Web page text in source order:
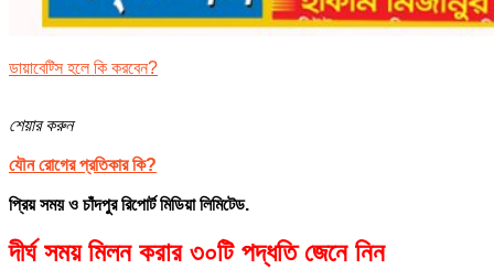
ডায়াবেট্সি হলে কি করবেন?
শেয়ার করুন
যৌন রোগের প্রতিকার কি?
প্রিয় সময় ও চাঁদপুর রিপোর্ট মিডিয়া লিমিটেড.
দীর্ঘ সময় মিলন করার ৩০টি পদ্ধতি জেনে নিন